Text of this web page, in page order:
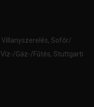
Villanyszerelés, Sofőr/
Víz-/Gáz-/Fűtés, Stuttgarti